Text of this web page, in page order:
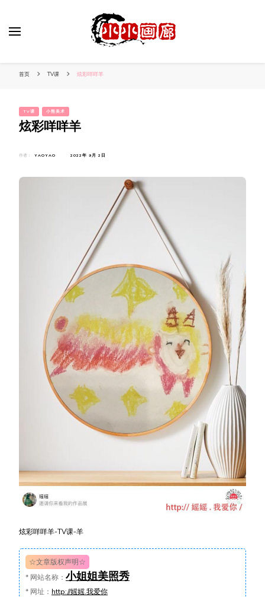
首页 TV课 炫彩咩咩羊
TV课 小熊美术
炫彩咩咩羊
作者： YAOYAO 2022年 9月 2日
炫彩咩咩羊-TV课-羊
☆文章版权声明☆
* 网站名称： 小姐姐美照秀
* 网址： http://媱媱.我爱你